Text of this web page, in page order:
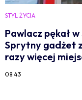
STYL ŻYCIA
Pawlacz pękał
Sprytny gadżet
razy więcej
08:43